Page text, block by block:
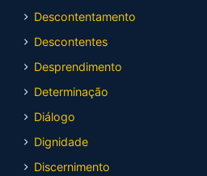
Descontentamento
Descontentes
Desprendimento
Determinação
Diálogo
Dignidade
Discernimento